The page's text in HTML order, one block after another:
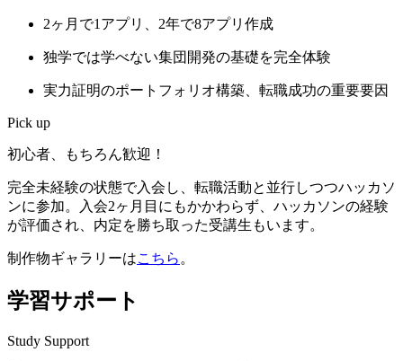
2ヶ月で1アプリ、2年で8アプリ作成
独学では学べない集団開発の基礎を完全体験
実力証明のポートフォリオ構築、 転職成功の重要要因
Pick up
初心者、もちろん歓迎！
完全未経験の状態で入会し、転職活動と並行しつつハッカソ
ンに参加。入会2ヶ月目にもかかわらず、ハッカソンの経験
が評価され、内定を勝ち取った受講生もいます。
制作物ギャラリーはこちら 。
学習サポート
Study Support